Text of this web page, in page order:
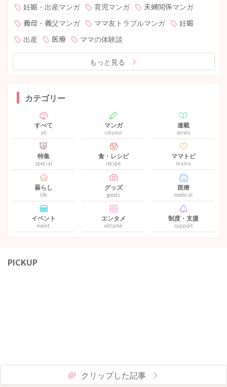
妊娠・出産マンガ 育児マンガ
夫婦関係マンガ
義母・義父マンガ
ママ友トラブルマンガ
妊娠
出産
医療 ママの体験談
もっと見る
カテゴリー
すべて
all
マンガ
column
連載
series
特集
special
食・レシピ
recipe
ママトピ
mama
暮らし
life
グッズ
goods
医療
medical
イベント
event
エンタメ
entame
制度・支援
support
PICKUP
クリップした記事